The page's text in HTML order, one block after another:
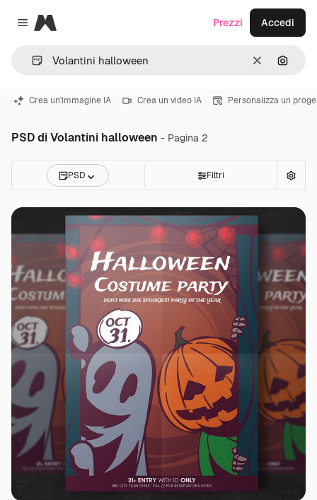
Close menu
Magnific
CancellaCerca
Prezzi Accedi
Crea un'immagine IA Crea un video IA Personalizza un
PSD di Volantini halloween - Pagina 2
PSD Filtri